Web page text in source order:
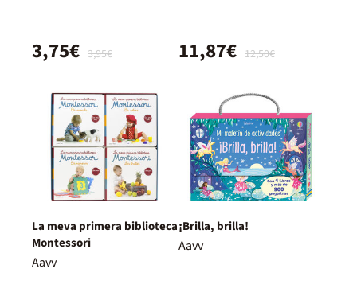
3,95€
3,75€ 12,50€
11,87€
La meva primera biblioteca
Montessori
Aavv
¡Brilla, brilla!
Aavv